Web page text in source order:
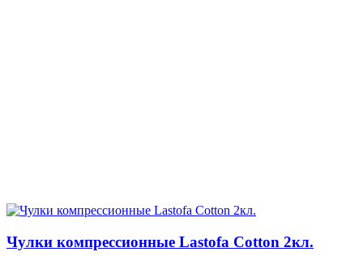
Чулки компрессионные Lastofa Cotton 2кл.